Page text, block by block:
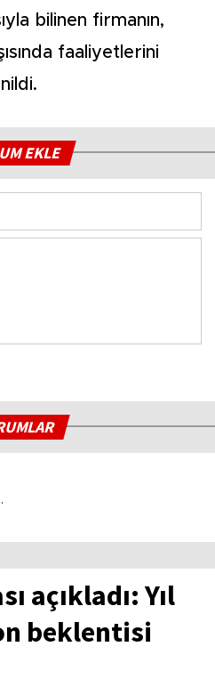
bilinen firmanın,
faaliyetlerini
EKLE
açıkladı: Yıl
beklentisi